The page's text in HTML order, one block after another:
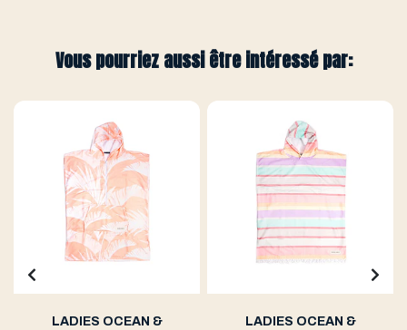
Vous pourriez aussi être intéressé par:
LADIES OCEAN &
LADIES OCEAN &